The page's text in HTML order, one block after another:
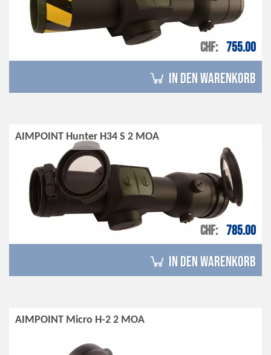
CHF 755.00
in den Warenkorb
AIMPOINT Hunter H34 S 2 MOA
CHF 785.00
in den Warenkorb
AIMPOINT Micro H-2 2 MOA